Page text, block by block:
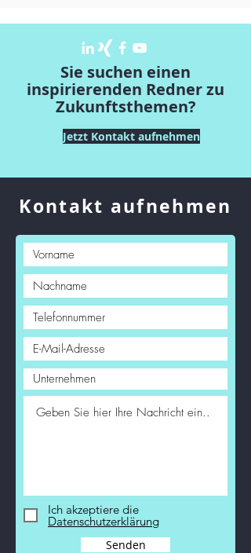
Sie suchen einen
inspirierenden Redner zu
Zukunftsthemen?
Jetzt Kontakt aufnehmen
Kontakt aufnehmen
Ich akzeptiere die
Datenschutzerklärung
Senden